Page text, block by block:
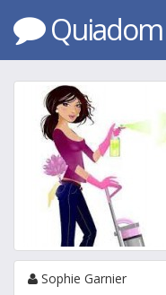
Quiadom
Sophie Garnier